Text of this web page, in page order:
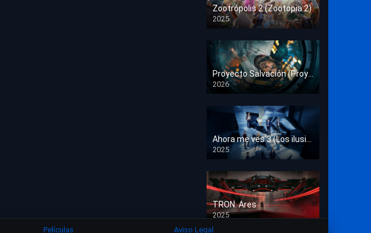
Documental
Drama
Estrénos en Cine
Familia
Familiar
Fantasía
Guerra
Historia
Misterio
Zootrópolis 2 (Zootopia 2)
2025
HD 1080p
2026
HD 1080p
2025
HD 1080p
TRON: Ares
2025
HD 1080p
Películas Aviso Legal